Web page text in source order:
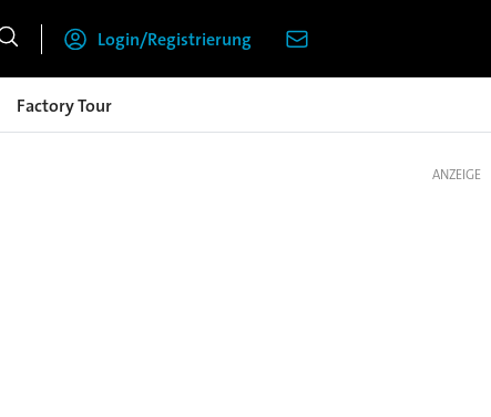
Login/Registrierung
Factory Tour
ANZEIGE